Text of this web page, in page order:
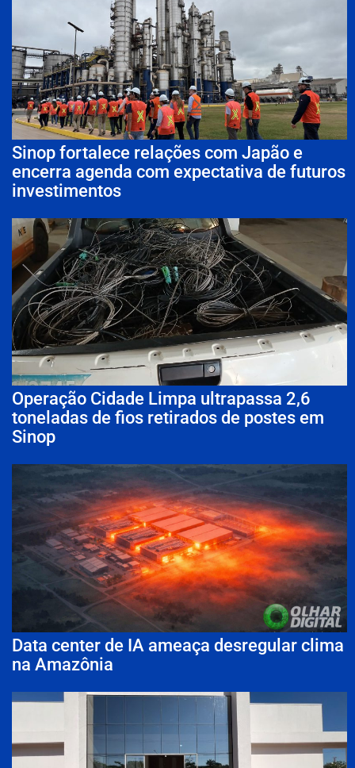
Sinop fortalece relações com Japão e
encerra agenda com expectativa de futuros
investimentos
Operação Cidade Limpa ultrapassa 2,6
toneladas de fios retirados de postes em
Sinop
Data center de IA ameaça desregular clima
na Amazônia